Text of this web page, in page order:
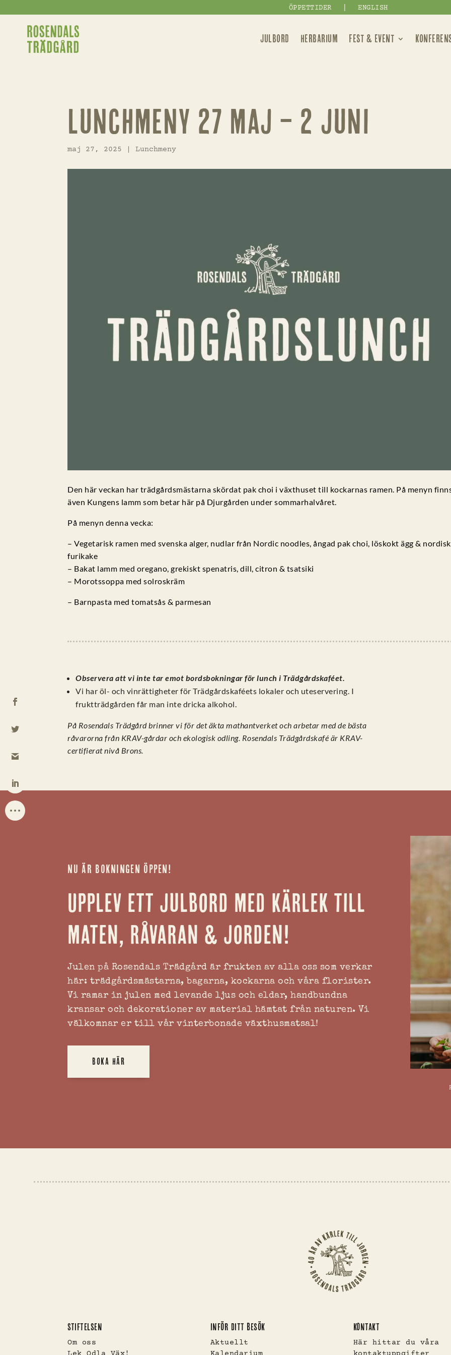
ÖPPETTIDER ENGLISH
JULBORD HERBARIUM FEST & EVENT
Lunchmeny 27 maj – 2 juni
maj 27, 2025 |Lunchmeny
Den här veckan har trädgårdsmästarna skördat pak choi i växthuset till kockarnas ramen. På menyn
även Kungens lamm som betar här på Djurgården under sommarhalvåret.
På menyn denna vecka:
– Vegetarisk ramen med svenska alger, nudlar från Nordic noodles, ångad pak choi, löskokt ägg & nordisk
furikake
– Bakat lamm med oregano, grekiskt spenatris, dill, citron & tsatsiki
– Morotssoppa med solroskräm
– Barnpasta med tomatsås & parmesan
Observera att vi inte tar emot bordsbokningar för lunch i Trädgårdskaféet.
Vi har öl- och vinrättigheter för Trädgårdskaféets lokaler och uteservering. I
fruktträdgården får man inte dricka alkohol.
På Rosendals Trädgård brinner vi för det äkta mathantverket och arbetar med de bästa
råvarorna från KRAV-gårdar och ekologisk odling. Rosendals Trädgårdskafé är KRAV-
certifierat nivå Brons.
NU ÄR BOKNINGEN ÖPPEN!
Upplev ett julbord med kärlek till
maten, råvaran & jorden!
Julen på Rosendals Trädgård är frukten av alla oss som verkar
här: trädgårdsmästarna, bagarna, kockarna och våra florister.
Vi ramar in julen med levande ljus och eldar, handbundna
kransar och dekorationer av material hämtat från naturen. Vi
välkomnar er till vår vinterbonade växthusmatsal!
BOKA HÄR
STIFTELSEN
Om oss
INFÖR DITT BESÖK
Aktuellt
KONTAKT
Här hittar du våra